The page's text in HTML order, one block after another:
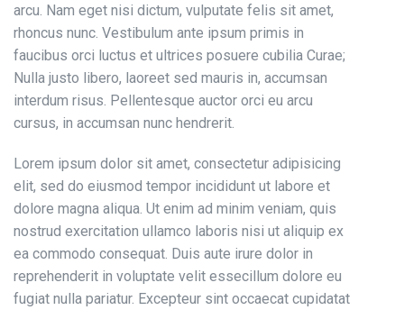
arcu. Nam eget nisi dictum, vulputate felis sit amet,
rhoncus nunc. Vestibulum ante ipsum primis in
faucibus orci luctus et ultrices posuere cubilia Curae;
Nulla justo libero, laoreet sed mauris in, accumsan
interdum risus. Pellentesque auctor orci eu arcu
cursus, in accumsan nunc hendrerit.
Lorem ipsum dolor sit amet, consectetur adipisicing
elit, sed do eiusmod tempor incididunt ut labore et
dolore magna aliqua. Ut enim ad minim veniam, quis
nostrud exercitation ullamco laboris nisi ut aliquip ex
ea commodo consequat. Duis aute irure dolor in
reprehenderit in voluptate velit essecillum dolore eu
fugiat nulla pariatur. Excepteur sint occaecat cupidatat